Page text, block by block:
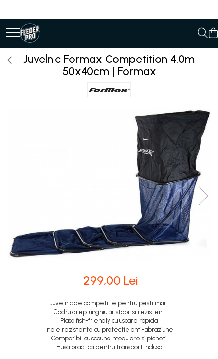
Juvelnic Formax Competition 4.0m
50x40cm | Formax
299,00 Lei
Juvelnic de competitie pentru pesti mari
Cadru dreptunghiular stabil si rezistent
Plasa fish-friendly cu uscare rapida
Inele rezistente cu protectie anti-abraziune
Compatibil cu scaune modulare si picheti
Husa practica pentru transport inclusa